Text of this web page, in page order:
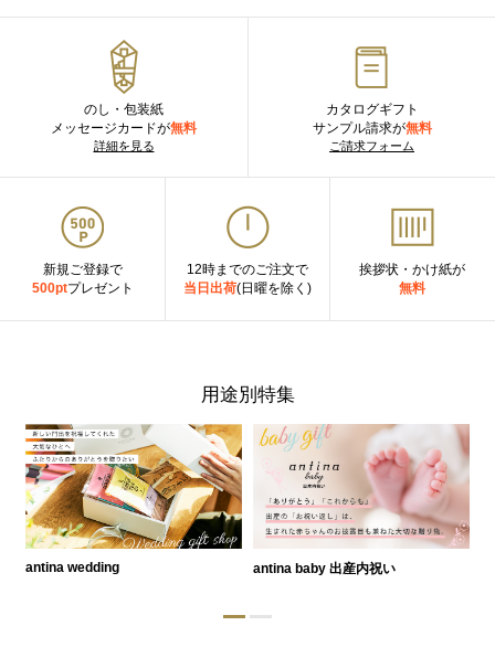
のし・包装紙
メッセージカードが無料
詳細を見る
カタログギフト
サンプル請求が無料
ご請求フォーム
新規ご登録で
500ptプレゼント
12時までのご注文で
当日出荷(日曜を除く)
挨拶状・かけ紙が
無料
用途別特集
antina wedding antina baby 出産内祝い